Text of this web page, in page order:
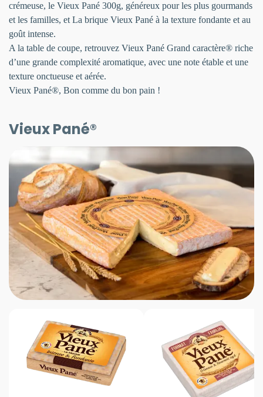
crémeuse, le Vieux Pané 300g, généreux pour les plus gourmands
et les familles, et La brique Vieux Pané à la texture fondante et au
goût intense.
A la table de coupe, retrouvez Vieux Pané Grand caractère® riche
d’une grande complexité aromatique, avec une note étable et une
texture onctueuse et aérée.
Vieux Pané®, Bon comme du bon pain !
Vieux Pané®